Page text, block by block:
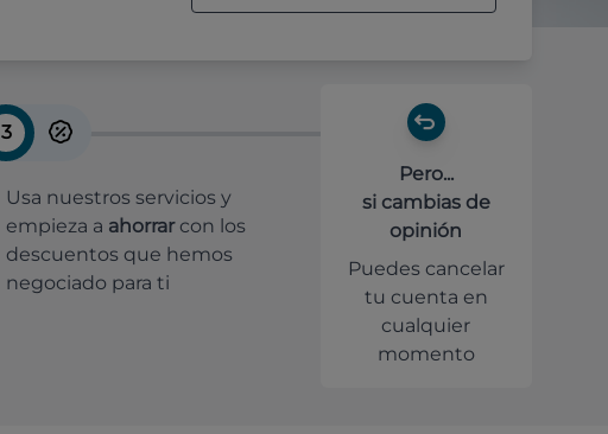
3
Usa nuestros servicios y
empieza a ahorrar con los
descuentos que hemos
negociado para ti
Pero...
si cambias de
opinión
Puedes cancelar
tu cuenta en
cualquier
momento